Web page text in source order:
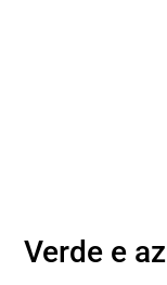
Verde e